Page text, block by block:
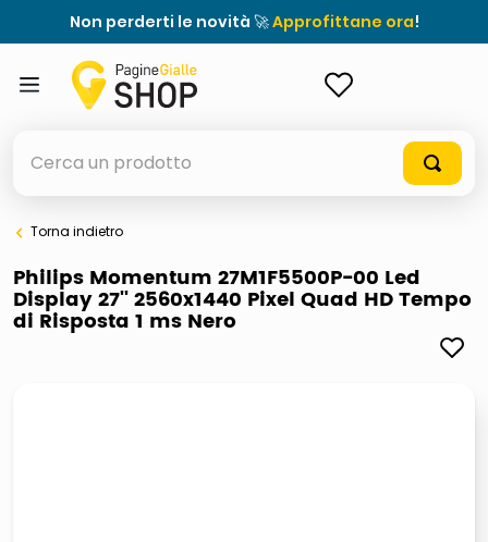
Non perderti le novità 🚀Approfittane ora!
elenchi telefonici
orologio parete
Torna indietro
Philips Momentum 27M1F5500P-00 Led
Display 27'' 2560x1440 Pixel Quad HD Tempo
di Risposta 1 ms Nero